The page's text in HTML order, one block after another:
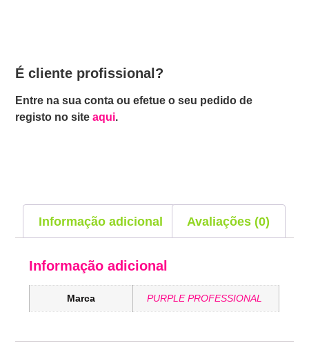
É cliente profissional?
Entre na sua conta ou efetue o seu pedido de
registo no siteaqui.
Informação adicional Avaliações (0)
Informação adicional
Marca PURPLE PROFESSIONAL